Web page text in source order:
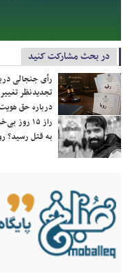
در بحث مشارکت کنید
رأی جنجالی
تجدیدنظر
درباره حق
راز ۱۵
به قتل رسید؟